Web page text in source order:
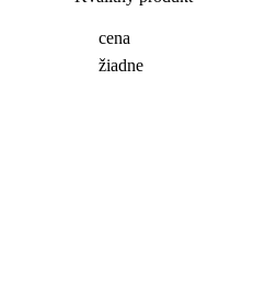
cena
žiadne